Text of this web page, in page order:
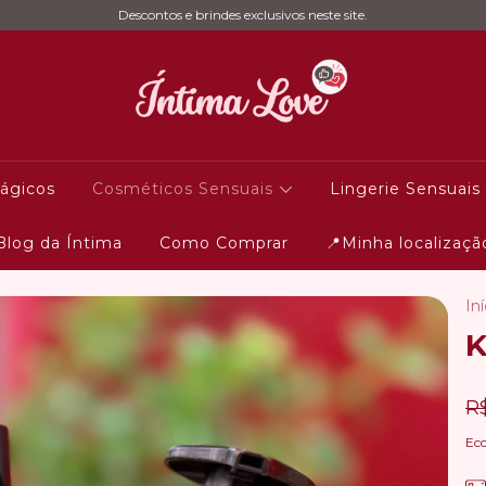
Descontos e brindes exclusivos neste site.
Cosméticos Sensuais Lingerie Sensuais
da Íntima Como Comprar 📍Minha